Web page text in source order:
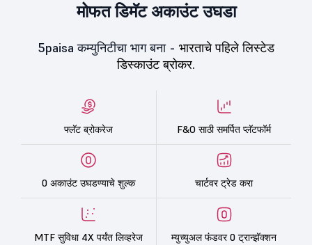
मोफत डिमॅट अकाउंट उघडा
5paisa कम्युनिटीचा भाग बना - भारताचे पहिले लिस्टेड
डिस्काउंट ब्रोकर.
फ्लॅट ब्रोकरेज F&O साठी समर्पित प्लॅटफॉर्म
0 अकाउंट उघडण्याचे शुल्क चार्टवर ट्रेड करा
MTF सुविधा 4X पर्यंत लिव्हरेज
म्युच्युअल फंडवर 0 ट्रान्झॅक्शन